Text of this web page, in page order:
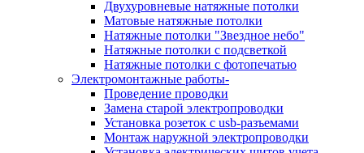
Двухуровневые натяжные потолки
Матовые натяжные потолки
Натяжные потолки "Звездное небо"
Натяжные потолки с подсветкой
Натяжные потолки с фотопечатью
Электромонтажные работы-
Проведение проводки
Замена старой электропроводки
Установка розеток с usb-разъемами
Монтаж наружной электропроводки